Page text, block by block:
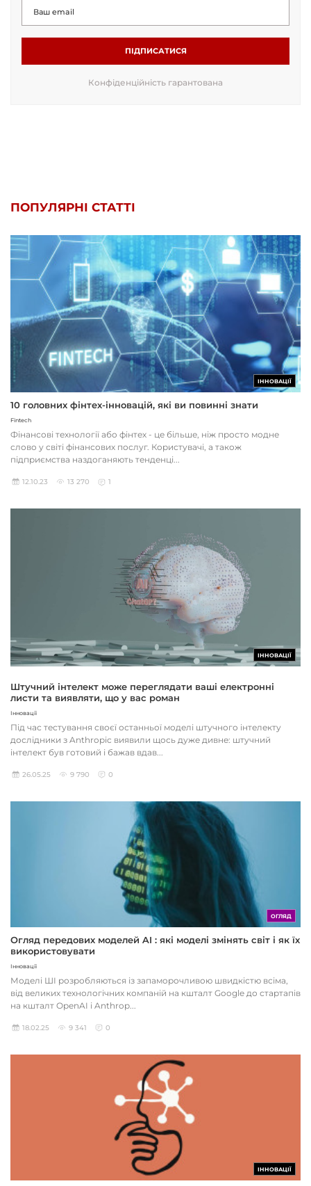
ПІДПИСАТИСЯ
Конфіденційність гарантована
ПОПУЛЯРНІ СТАТТІ
ІННОВАЦІЇ
10 головних фінтех-інновацій, які ви повинні знати
Fintech
Фінансові технології або фінтех - це більше, ніж просто модне
слово у світі фінансових послуг. Користувачі, а також
підприємства наздоганяють тенденці...
12.10.23 13 270 1
ІННОВАЦІЇ
Штучний інтелект може переглядати ваші електронні
листи та виявляти, що у вас роман
Інновації
Під час тестування своєї останньої моделі штучного інтелекту
дослідники з Anthropic виявили щось дуже дивне: штучний
інтелект був готовий і бажав вдав...
26.05.25 9 790 0
ОГЛЯД
Огляд передових моделей AI : які моделі змінять світ і як їх
використовувати
Інновації
Моделі ШІ розробляються із запаморочливою швидкістю всіма,
від великих технологічних компаній на кшталт Google до стартапів
на кшталт OpenAI і Anthrop...
18.02.25 9 341 0
ІННОВАЦІЇ